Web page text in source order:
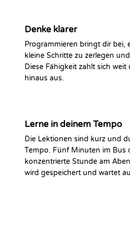
Denke klarer
Programmieren bringt dir bei,
kleine Schritte zu zerlegen
Diese Fähigkeit zahlt sich weit
hinaus aus.
Lerne in deinem Tempo
Die Lektionen sind kurz und
Tempo. Fünf Minuten im Bus
konzentrierte Stunde am
wird gespeichert und wartet